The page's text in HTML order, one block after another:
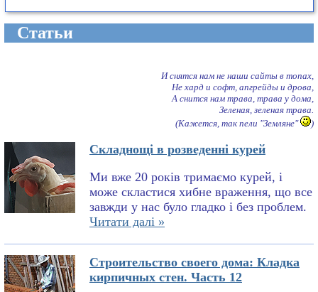
Cтатьи
И снятся нам не наши сайты в топах,
Не хард и софт, апгрейды и дрова,
А снится нам трава, трава у дома,
Зеленая, зеленая трава.
(Кажется, так пели "Земляне"
)
Складнощі в розведенні курей
Ми вже 20 років тримаємо курей, і
може скластися хибне враження, що все
завжди у нас було гладко і без проблем.
Читати далі »
Строительство своего дома: Кладка
кирпичных стен. Часть 12